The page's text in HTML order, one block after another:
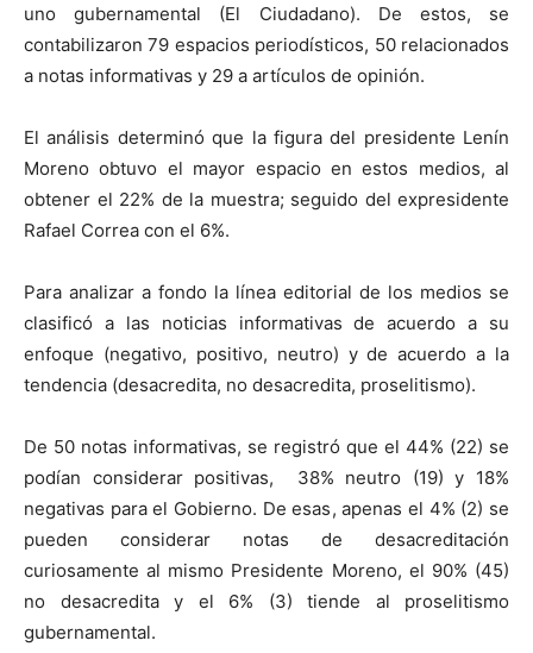
uno gubernamental (El Ciudadano). De estos, se
contabilizaron 79 espacios periodísticos, 50 relacionados
a notas informativas y 29 a artículos de opinión.
El análisis determinó que la figura del presidente Lenín
Moreno obtuvo el mayor espacio en estos medios, al
obtener el 22% de la muestra; seguido del expresidente
Rafael Correa con el 6%.
Para analizar a fondo la línea editorial de los medios se
clasificó a las noticias informativas de acuerdo a su
enfoque (negativo, positivo, neutro) y de acuerdo a la
tendencia (desacredita, no desacredita, proselitismo).
De 50 notas informativas, se registró que el 44% (22) se
podían considerar positivas, 38% neutro (19) y 18%
negativas para el Gobierno. De esas, apenas el 4% (2) se
pueden considerar notas de desacreditación
curiosamente al mismo Presidente Moreno, el 90% (45)
no desacredita y el 6% (3) tiende al proselitismo
gubernamental.